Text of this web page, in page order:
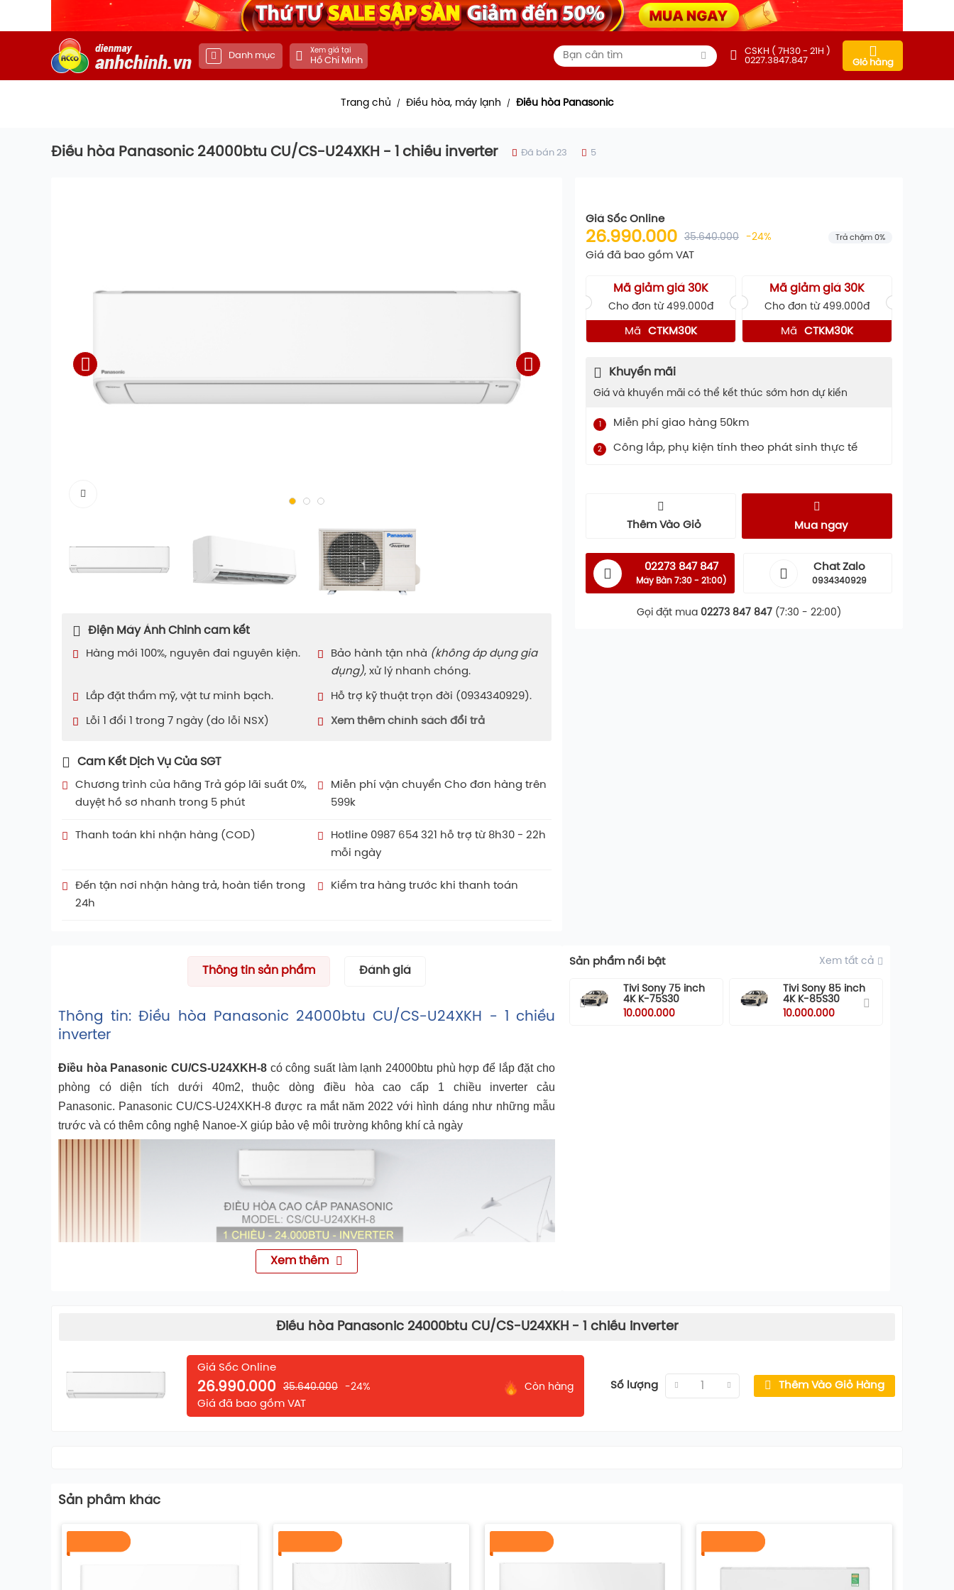
Danh mục
Xem giá tại
Hồ Chí Minh
CSKH ( 7H30 - 21H )
0227.3847.847
Giỏ hàng
Trang chủ / Điều hòa, máy lạnh / Điều hòa Panasonic
Điều hòa Panasonic 24000btu CU/CS-U24XKH - 1 chiều inverter Đã bán 23 5
Điện Máy Ánh Chinh cam kết
Hàng mới 100%, nguyên đai nguyên kiện. Bảo hành tận nhà (không áp dụng gia
dụng), xử lý nhanh chóng.
Lắp đặt thẩm mỹ, vật tư minh bạch. Hỗ trợ kỹ thuật trọn đời (0934340929).
Lỗi 1 đổi 1 trong 7 ngày (do lỗi NSX) Xem thêm chính sách đổi trả
Cam Kết Dịch Vụ Của SGT
Chương trình của hãng Trả góp lãi suất 0%,
duyệt hồ sơ nhanh trong 5 phút
Miễn phí vận chuyển Cho đơn hàng trên
599k
Thanh toán khi nhận hàng (COD)
Hotline 0987 654 321 hỗ trợ từ 8h30 - 22h
mỗi ngày
Đến tận nơi nhận hàng trả, hoàn tiền trong
24h
Kiểm tra hàng trước khi thanh toán
Giá Sốc Online
26.990.000 35.640.000 -24% Trả chậm 0%
Giá đã bao gồm VAT
Mã giảm giá 30K
Cho đơn từ 499.000đ
Mã CTKM30K
Mã giảm giá 30K
Cho đơn từ 499.000đ
Mã CTKM30K
Khuyến mãi
Giá và khuyến mãi có thể kết thúc sớm hơn dự kiến
Miễn phí giao hàng 50km
2 Công lắp, phụ kiện tính theo phát sinh thực tế
Thêm Vào Giỏ Mua ngay
02273 847 847
Máy Bàn 7:30 - 21:00)
Chat Zalo
0934340929
Gọi đặt mua 02273 847 847 (7:30 - 22:00)
Thông tin sản phẩm Đánh giá
Thông tin: Điều hòa Panasonic 24000btu CU/CS-U24XKH - 1 chiều
inverter
Điều hòa Panasonic CU/CS-U24XKH-8 có công suất làm lạnh 24000btu phù hợp để lắp đặt cho
phòng có diện tích dưới 40m2, thuộc dòng điều hòa cao cấp 1 chiều inverter cảu
Panasonic. Panasonic CU/CS-U24XKH-8 được ra mắt năm 2022 với hình dáng như những mẫu
trước và có thêm công nghệ Nanoe-X giúp bảo vệ môi trường không khí cả ngày
NHỮNG TÍNH NĂNG NỔI BẬT
Chế độ ECO với bộ điều khiển trí tuệ nhân tạo A.I
Xem thêm
Sản phẩm nổi bật Xem tất cả
Tivi Sony 75 inch
4K K-75S30
10.000.000
Tivi Sony 85 inch
4K K-85S30
10.000.000
Điều hòa Panasonic 24000btu CU/CS-U24XKH - 1 chiều inverter
Giá Sốc Online
26.990.000 35.640.000 -24% Còn hàng
Giá đã bao gồm VAT
Số lượng Thêm Vào Giỏ Hàng
Sản phầm khác